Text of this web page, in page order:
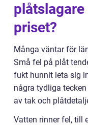
priset?
Många väntar för
Små fel på plåt
fukt hunnit leta sig
några tydliga
av tak och
Vatten rinner fel, till